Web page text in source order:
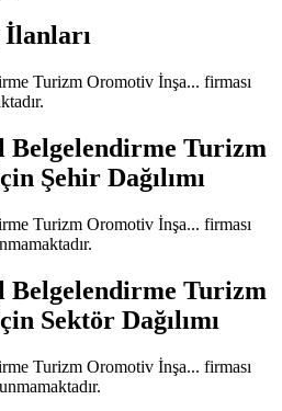
Turizm Oromotiv İnşa... firması
Turizm
Şehir Dağılımı
Turizm Oromotiv İnşa... firması
Turizm
Sektör Dağılımı
Turizm Oromotiv İnşa... firması